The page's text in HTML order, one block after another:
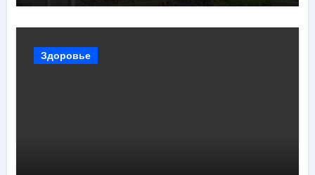
Здоровье